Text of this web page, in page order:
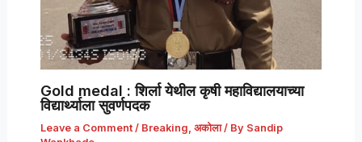
Gold medal : शिर्ला येथील कृषी महाविद्यालयाच्या
विद्यार्थ्याला सुवर्णपदक
Leave a Comment / Breaking अकोला/ By Sandip